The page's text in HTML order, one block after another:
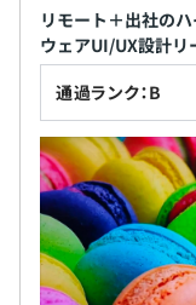
リモート＋出社の
ウェアUI/UX設計
通過ランク：B